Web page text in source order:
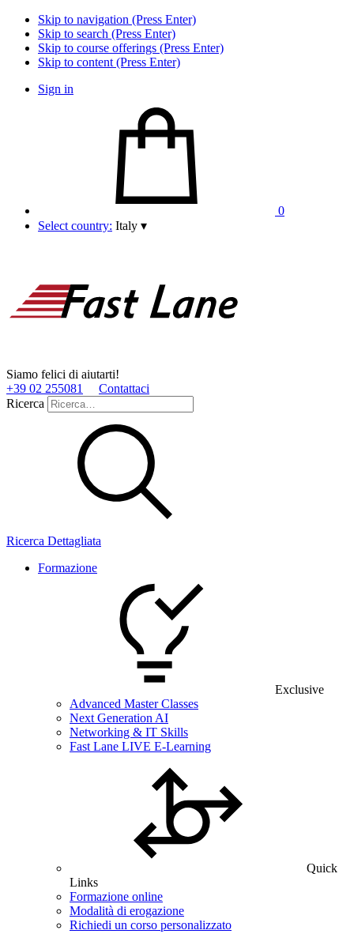
Skip to navigation (Press Enter)
Skip to search (Press Enter)
Skip to course offerings (Press Enter)
Skip to content (Press Enter)
Sign in
0
Select country: Italy ▾
Siamo felici di aiutarti!
+39 02 255081
Contattaci
Ricerca
Ricerca Dettagliata
Formazione
Exclusive
Advanced Master Classes
Next Generation AI
Networking & IT Skills
Fast Lane LIVE E-Learning
Quick
Links
Formazione online
Modalità di erogazione
Richiedi un corso personalizzato